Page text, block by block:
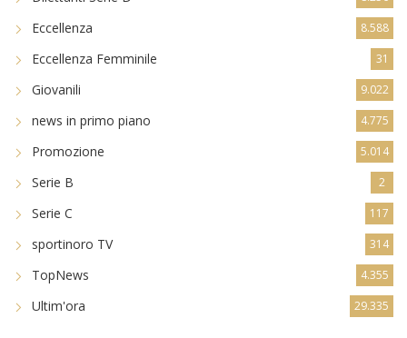
Eccellenza 8.588
Eccellenza Femminile 31
Giovanili 9.022
news in primo piano 4.775
Promozione 5.014
Serie B 2
Serie C 117
sportinoro TV 314
TopNews 4.355
Ultim'ora 29.335